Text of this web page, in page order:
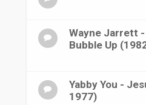
Wayne Jarrett
Bubble Up
Yabby You -
1977)